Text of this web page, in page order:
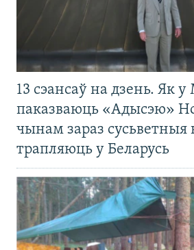
13 сэансаў на дзень. Як
паказваюць «Адысэю»
чынам зараз сусьветныя
трапляюць у Беларусь